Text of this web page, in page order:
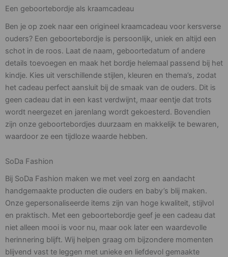
Een geboortebordje als kraamcadeau
Ben je op zoek naar een origineel kraamcadeau voor kersverse
ouders? Een geboortebordje is persoonlijk, uniek en altijd een
schot in de roos. Laat de naam, geboortedatum of andere
details toevoegen en maak het bordje helemaal passend bij het
kindje. Kies uit verschillende stijlen, kleuren en thema’s, zodat
het cadeau perfect aansluit bij de smaak van de ouders. Dit is
geen cadeau dat in een kast verdwijnt, maar eentje dat trots
wordt neergezet en jarenlang wordt gekoesterd. Bovendien
zijn onze geboortebordjes duurzaam en makkelijk te bewaren,
waardoor ze een tijdloze waarde hebben.
SoDa Fashion
Bij SoDa Fashion maken we met veel zorg en aandacht
handgemaakte producten die ouders en baby’s blij maken.
Onze gepersonaliseerde items zijn van hoge kwaliteit, stijlvol
en praktisch. Met een geboortebordje geef je een cadeau dat
niet alleen mooi is voor nu, maar ook later een waardevolle
herinnering blijft. Wij helpen graag om bijzondere momenten
blijvend vast te leggen met unieke en liefdevol gemaakte